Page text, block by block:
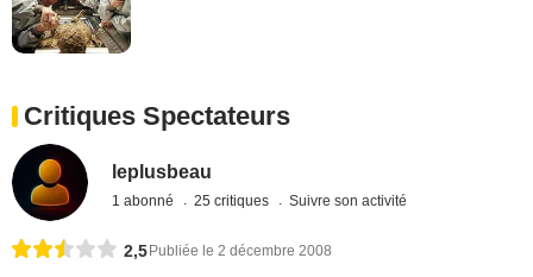
Critiques Spectateurs
leplusbeau
1 abonné 25 critiques Suivre son activité
2,5Publiée le 2 décembre 2008